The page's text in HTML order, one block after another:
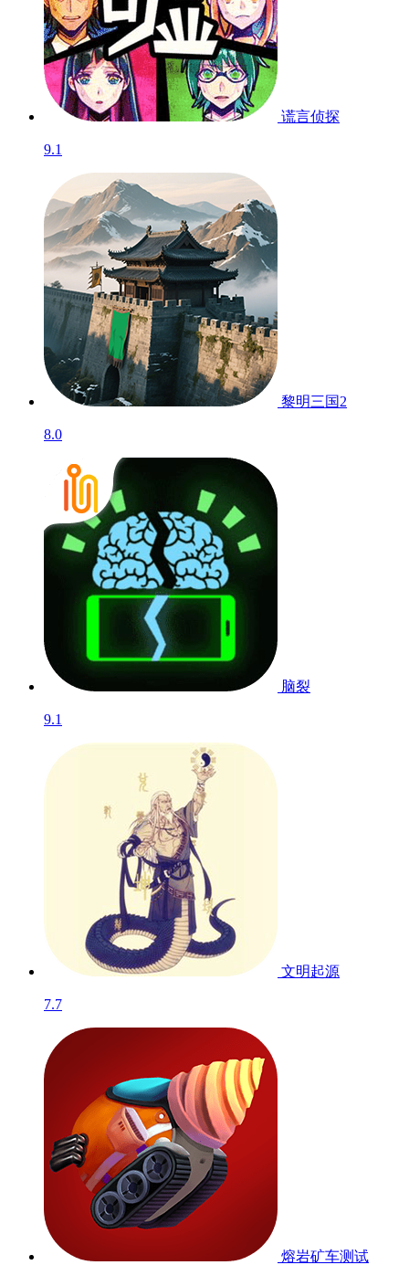
谎言侦探
9.1
黎明三国2
8.0
脑裂
9.1
文明起源
7.7
熔岩矿车测试